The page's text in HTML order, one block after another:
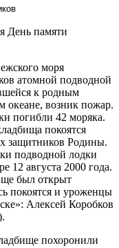
День памяти
моря
атомной подводной
к родным
океане, возник пожар.
погибли 42 моряка.
покоятся
защитников Родины.
подводной лодки
12 августа 2000 года.
был открыт
покоятся и уроженцы
Алексей Коробков
похоронили